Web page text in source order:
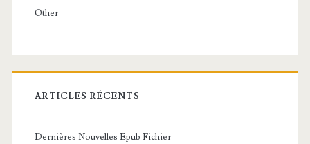
Other
ARTICLES RÉCENTS
Dernières Nouvelles Epub Fichier